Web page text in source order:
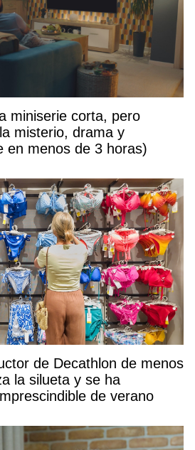
miniserie corta, pero
misterio, drama y
en menos de 3 horas)
de Decathlon de menos
la silueta y se ha
de verano